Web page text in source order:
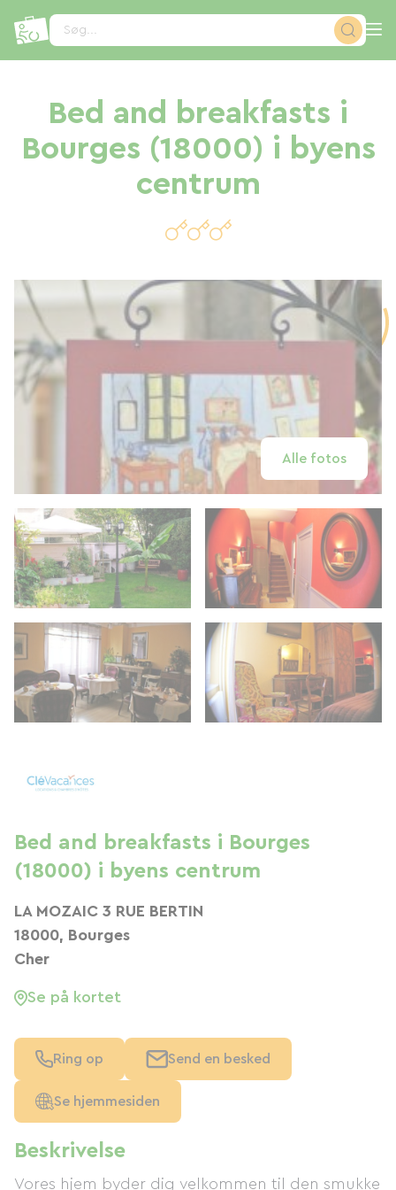
Søg...
Bed and breakfasts i
Bourges (18000) i byens
centrum
Alle fotos
Beskrivelse
Vores hjem byder dig velkommen til den smukke
Bed and breakfasts i Bourges
(18000) i byens centrum
LA MOZAIC 3 RUE BERTIN
18000, Bourges
Cher
Se på kortet
Ring op Send en besked
Se hjemmesiden
CCookie-styringspanel